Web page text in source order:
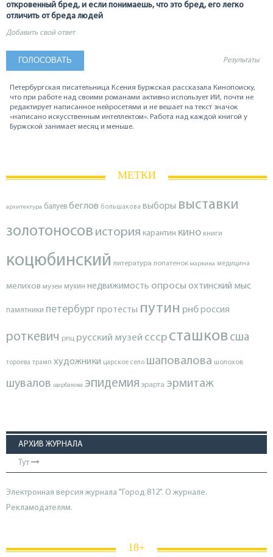
откровенный бред, и если понимаешь, что это бред, его легко
отличить от бреда людей
Добавить свой ответ
Результаты
Петербургская писательница Ксения Буржская рассказала Кинопоиску,
что при работе над своими романами активно использует ИИ, почти не
редактирует написанное нейросетями и не вешает на текст значок
«написано искусственным интеллектом». Работа над каждой книгой у
Буржской занимает месяц и меньше.
МЕТКИ
архитектура балуев беглов большакова выборы выставки
золотоносов история карантин кино книги
коцюбинский литература лопатенок маркина медицина
мелихов музеи мухин недвижимость опросы охтинский мыс
памятники петербургпротесты путин рнброссия
роткевич рпц русский музей ссср сташков сша
тороева трамп художники царское село шаповалова шолохов
шувалов щербакова эпидемия эрарта эрмитаж
АРХИВ ЖУРНАЛА
Тут
Электронная версия журнала "Город 812". О журнале.
Рекламодателям.
18+